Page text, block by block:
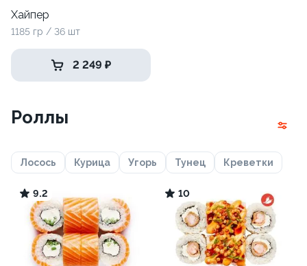
Хайпер
1185 гр / 36 шт
2 249 ₽
Роллы
Лосось Курица Угорь Тунец Креветки
9.2 10